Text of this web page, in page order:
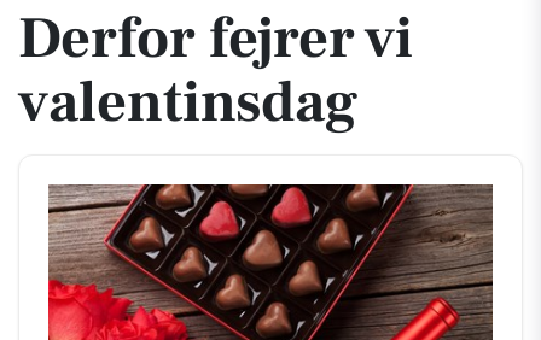
Derfor fejrer vi
valentinsdag